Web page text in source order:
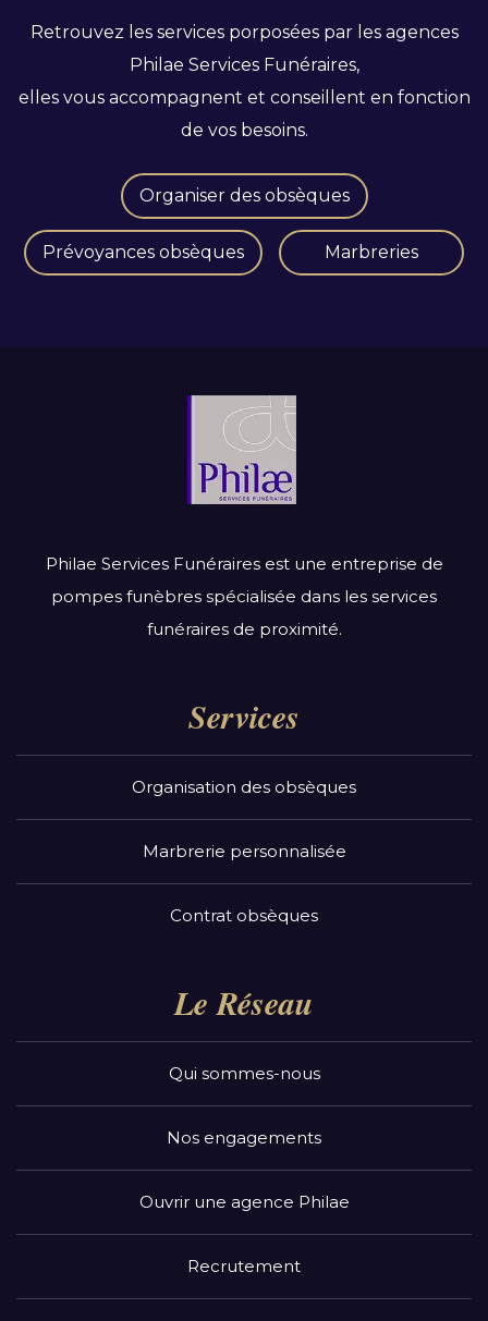
Retrouvez les services porposées par les agences
Philae Services Funéraires,
elles vous accompagnent et conseillent en fonction
de vos besoins.
Organiser des obsèques
Prévoyances obsèques Marbreries
Philae Services Funéraires est une entreprise de
pompes funèbres spécialisée dans les services
funéraires de proximité.
Services
Organisation des obsèques
Marbrerie personnalisée
Contrat obsèques
Le Réseau
Qui sommes-nous
Nos engagements
Ouvrir une agence Philae
Recrutement